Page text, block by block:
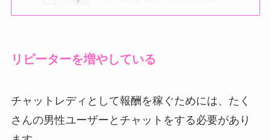
リピーターを増やしている
チャットレディとして報酬を稼ぐためには、たく
さんの男性ユーザーとチャットをする必要があり